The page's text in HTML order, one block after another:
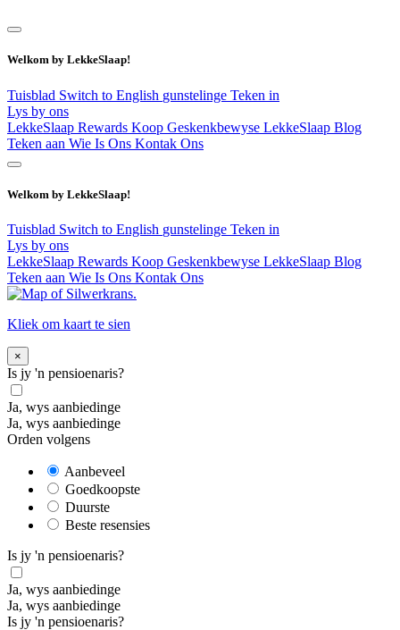
Welkom by LekkeSlaap!
Tuisblad Switch to English gunstelinge Teken in
Lys by ons
LekkeSlaap Rewards Koop Geskenkbewyse LekkeSlaap Blog
Teken aan Wie Is Ons Kontak Ons
Welkom by LekkeSlaap!
Tuisblad Switch to English gunstelinge Teken in
Lys by ons
LekkeSlaap Rewards Koop Geskenkbewyse LekkeSlaap Blog
Teken aan Wie Is Ons Kontak Ons
Kliek om kaart te sien
×
Is jy 'n pensioenaris?
Ja, wys aanbiedinge
Ja, wys aanbiedinge
Orden volgens
Aanbeveel
Goedkoopste
Duurste
Beste resensies
Is jy 'n pensioenaris?
Ja, wys aanbiedinge
Ja, wys aanbiedinge
Is jy 'n pensioenaris?